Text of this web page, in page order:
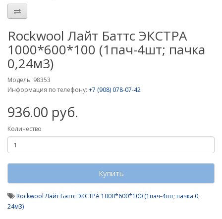
Rockwool Лайт Баттс ЭКСТРА
1000*600*100 (1пач-4шт; пачка
0,24м3)
Модель: 98353
Информация по телефону: +7 (908) 078-07-42
936.00 руб.
Количество
Купить
Rockwool Лайт Баттс ЭКСТРА 1000*600*100 (1пач-4шт; пачка 0,
24м3)